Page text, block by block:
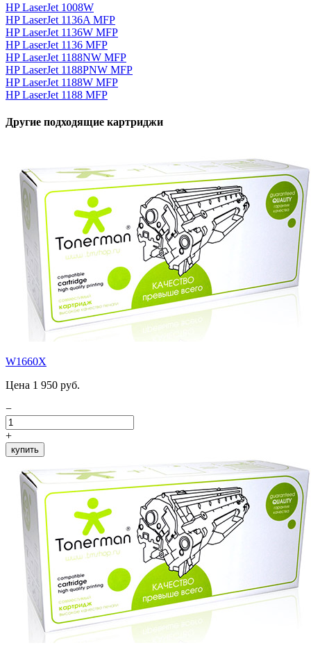
HP LaserJet 1008W
HP LaserJet 1136A MFP
HP LaserJet 1136W MFP
HP LaserJet 1136 MFP
HP LaserJet 1188NW MFP
HP LaserJet 1188PNW MFP
HP LaserJet 1188W MFP
HP LaserJet 1188 MFP
Другие подходящие картриджи
W1660X
Цена 1 950 руб.
−
+
купить